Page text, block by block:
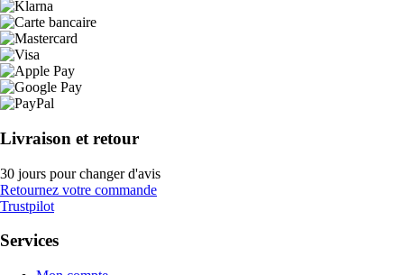
Livraison et retour
30 jours pour changer d'avis
Retournez votre commande
Trustpilot
Services